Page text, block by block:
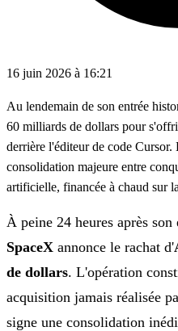
16 juin 2026 à 16:21
Au lendemain de son entrée
60 milliards de dollars pour
derrière l'éditeur de code
consolidation majeure entre
artificielle, financée à chaud sur
À peine 24 heures après son
SpaceX annonce le rachat d'
de dollars. L'opération
acquisition jamais réalisée
signe une consolidation